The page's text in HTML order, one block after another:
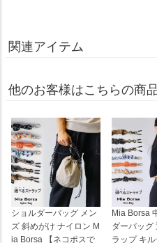
関連アイテム
他のお客様はこちらの商
ショルダーバッグ メン
ズ 斜めがけ ナイロン M
ia Borsa 【ネコポスで
Mia Borsa
ダーバッグ
ラップ キ